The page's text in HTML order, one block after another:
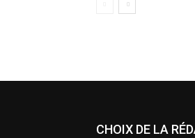
CHOIX DE LA